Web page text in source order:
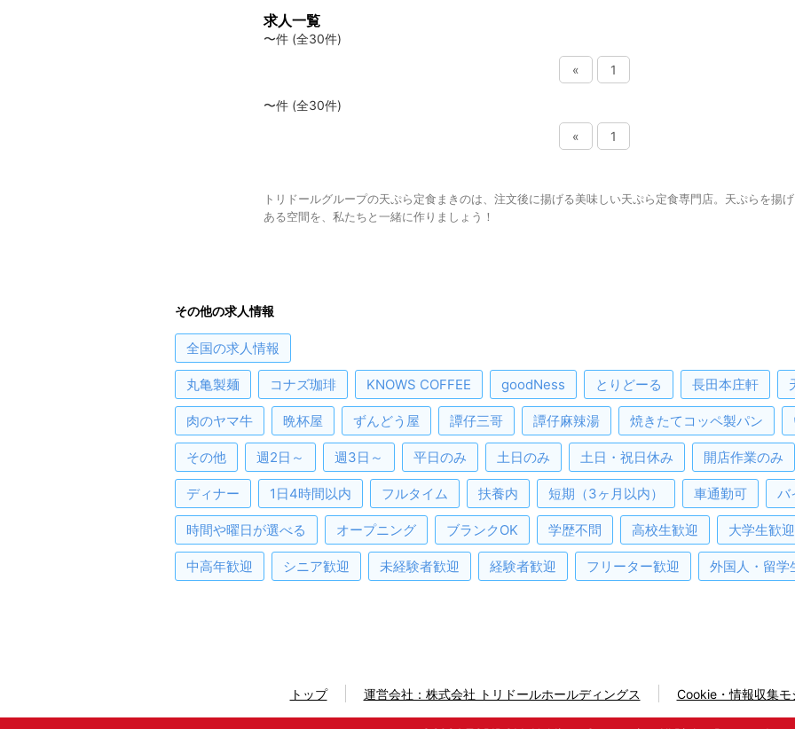
求人一覧
〜件 (全30件)
« 1
〜件 (全30件)
« 1
トリドールグループの天ぷら定食まきのは、注文後に揚げる美味しい天ぷら定食専門店。天ぷらを揚
ある空間を、私たちと一緒に作りましょう！
その他の求人情報
全国の求人情報
丸亀製麺 コナズ珈琲 KNOWS COFFEE goodNess とりどーる 長田本庄軒
肉のヤマ牛 晩杯屋 ずんどう屋 譚仔三哥 譚仔麻辣湯 焼きたてコッペ製パン
その他 週2日～ 週3日～ 平日のみ 土日のみ 土日・祝日休み 開店作業のみ
ディナー 1日4時間以内 フルタイム 扶養内 短期（3ヶ月以内） 車通勤可 バ
時間や曜日が選べる オープニング ブランクOK 学歴不問 高校生歓迎 大学生歓迎
中高年歓迎 シニア歓迎 未経験者歓迎 経験者歓迎 フリーター歓迎 外国人・留学
トップ 運営会社：株式会社 トリドールホールディングス Cookie・情報収集